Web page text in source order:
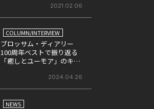
2021.02.06
COLUMN/INTERVIEW
ブロッサム・ディアリー
100周年ベストで振り返る
「癒しとユーモア」のキャ
2024.04.26
NEWS